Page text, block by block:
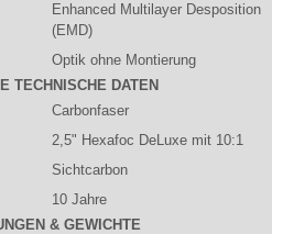
Enhanced Multilayer Desposition
(EMD)
Optik ohne Montierung
TECHNISCHE DATEN
Carbonfaser
2,5" Hexafoc DeLuxe mit 10:1
Sichtcarbon
10 Jahre
& GEWICHTE